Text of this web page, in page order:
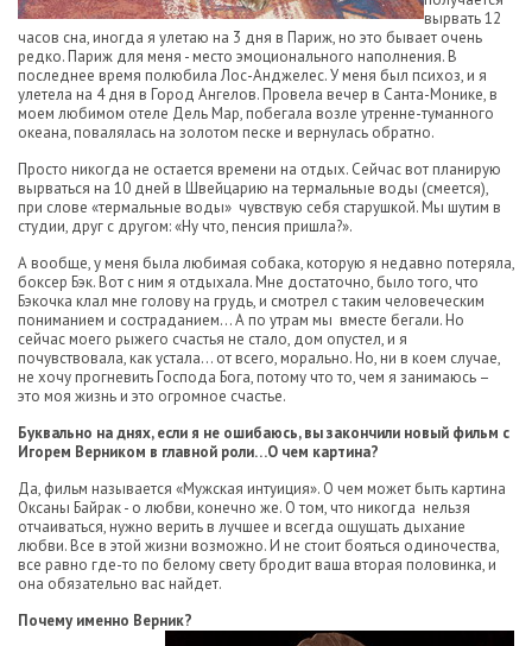
вырвать 12
часов сна, иногда я улетаю на 3 дня в Париж, но это бывает очень
редко. Париж для меня - место эмоционального наполнения. В
последнее время полюбила Лос-Анджелес. У меня был психоз, и я
улетела на 4 дня в Город Ангелов. Провела вечер в Санта-Монике, в
моем любимом отеле Дель Мар, побегала возле утренне-туманного
океана, повалялась на золотом песке и вернулась обратно.
Просто никогда не остается времени на отдых. Сейчас вот планирую
вырваться на 10 дней в Швейцарию на термальные воды (смеется),
при слове «термальные воды» чувствую себя старушкой. Мы шутим в
студии, друг с другом: «Ну что, пенсия пришла?».
А вообще, у меня была любимая собака, которую я недавно потеряла,
боксер Бэк. Вот с ним я отдыхала. Мне достаточно, было того, что
Бэкочка клал мне голову на грудь, и смотрел с таким человеческим
пониманием и состраданием… А по утрам мы вместе бегали. Но
сейчас моего рыжего счастья не стало, дом опустел, и я
почувствовала, как устала... от всего, морально. Но, ни в коем случае,
не хочу прогневить Господа Бога, потому что то, чем я занимаюсь –
это моя жизнь и это огромное счастье.
Буквально на днях, если я не ошибаюсь, вы закончили новый фильм с
Игорем Верником в главной роли…О чем картина?
Да, фильм называется «Мужская интуиция». О чем может быть картина
Оксаны Байрак - о любви, конечно же. О том, что никогда нельзя
отчаиваться, нужно верить в лучшее и всегда ощущать дыхание
любви. Все в этой жизни возможно. И не стоит бояться одиночества,
все равно где-то по белому свету бродит ваша вторая половинка, и
она обязательно вас найдет.
Почему именно Верник?